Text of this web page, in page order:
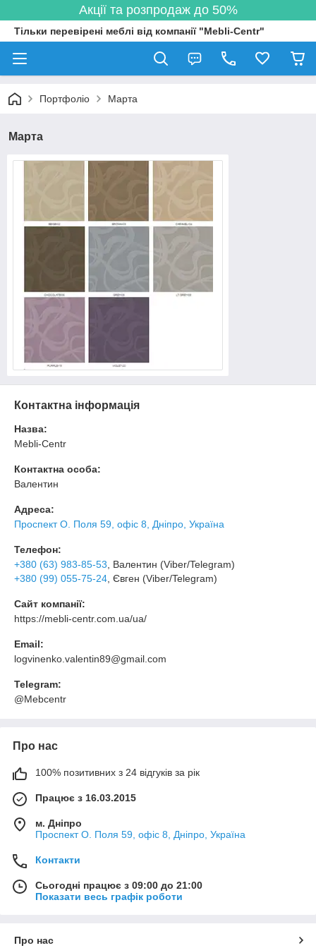
Акції та розпродаж до 50%
Тільки перевірені меблі від компанії "Mebli-Centr"
Портфоліо Марта
Марта
Контактна інформація
Назва:
Mebli-Centr
Контактна особа:
Валентин
Адреса:
Проспект О. Поля 59, офіс 8, Дніпро, Україна
Телефон:
+380 (63) 983-85-53 , Валентин (Viber/Telegram)
+380 (99) 055-75-24 , Євген (Viber/Telegram)
Сайт компанії:
https://mebli-centr.com.ua/ua/
Email:
logvinenko.valentin89@gmail.com
Telegram:
@Mebcentr
Про нас
100% позитивних з 24 відгуків за рік
Працює з 16.03.2015
м. Дніпро
Проспект О. Поля 59, офіс 8, Дніпро, Україна
Контакти
Сьогодні працює з 09:00 до 21:00
Показати весь графік роботи
Про нас